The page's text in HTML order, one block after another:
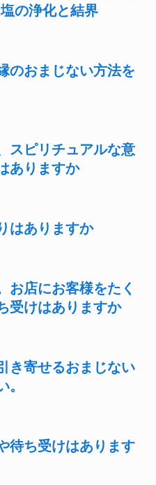
の浄化と結界
のおまじない方法を
スピリチュアルな意
ありますか
はありますか
お店にお客様をたく
受けはありますか
き寄せるおまじない
待ち受けはあります